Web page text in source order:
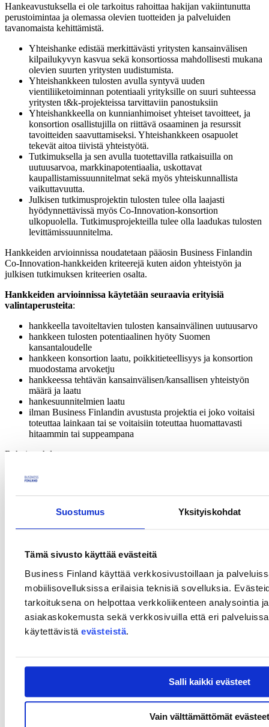
Suostumus Yksityiskohdat
Tämä sivusto käyttää evästeitä
Business Finland käyttää verkkosivustoillaan ja
mobiilisovelluksissa erilaisia teknisiä sovelluksia.
tarkoituksena on helpottaa verkkoliikenteen analysointia
asiakaskokemusta sekä verkkosivuilla että eri
käytettävistä evästeistä.
Salli kaikki evästeet
Vain välttämättömät evästeet
Hankeavustuksella ei ole tarkoitus rahoittaa hakijan vakiintunutta
perustoimintaa ja olemassa olevien tuotteiden ja palveluiden
tavanomaista kehittämistä.
Yhteishanke edistää merkittävästi yritysten kansainvälisen
kilpailukyvyn kasvua sekä konsortiossa mahdollisesti mukana
olevien suurten yritysten uudistumista.
Yhteishankkeen tulosten avulla syntyvä uuden
vientiliiketoiminnan potentiaali yrityksille on suuri suhteessa
yritysten t&k-projekteissa tarvittaviin panostuksiin
Yhteishankkeella on kunnianhimoiset yhteiset tavoitteet, ja
konsortion osallistujilla on riittävä osaaminen ja resurssit
tavoitteiden saavuttamiseksi. Yhteishankkeen osapuolet
tekevät aitoa tiivistä yhteistyötä.
Tutkimuksella ja sen avulla tuotettavilla ratkaisuilla on
uutuusarvoa, markkinapotentiaalia, uskottavat
kaupallistamissuunnitelmat sekä myös yhteiskunnallista
vaikuttavuutta.
Julkisen tutkimusprojektin tulosten tulee olla laajasti
hyödynnettävissä myös Co-Innovation-konsortion
ulkopuolella. Tutkimusprojekteilla tulee olla laadukas tulosten
levittämissuunnitelma.
Hankkeiden arvioinnissa noudatetaan pääosin Business Finlandin
Co-Innovation-hankkeiden kriteerejä kuten aidon yhteistyön ja
julkisen tutkimuksen kriteerien osalta.
Hankkeiden arvioinnissa käytetään seuraavia erityisiä
valintaperusteita:
hankkeella tavoiteltavien tulosten kansainvälinen uutuusarvo
hankkeen tulosten potentiaalinen hyöty Suomen
kansantaloudelle
hankkeen konsortion laatu, poikkitieteellisyys ja konsortion
muodostama arvoketju
hankkeessa tehtävän kansainvälisen/kansallisen yhteistyön
määrä ja laatu
hankesuunnitelmien laatu
ilman Business Finlandin avustusta projektia ei joko voitaisi
toteuttaa lainkaan tai se voitaisiin toteuttaa huomattavasti
hitaammin tai suppeampana
Rahoitusehdot
Julkisen tutkimuksen rahoitus
Yritysten tutkimus- ja kehittämistoiminnan rahoitus(pdf)
Rahoitusehdoissa kerrotaan, mitä kustannuksia Business Finland voi
rahoittaa, miten projektin kustannuksia seurataan ja miten projektin
Ohjeet hakemiseen
Ennen hakemuksen jättämistä
Vastaa tiiviisti alla oleviin ennakkokysymyksiin (max 2 A4-sivua) ja
lähetä vastauksesi sähköpostilla otsikolla "Co-Innovation haku"
osoitteeseen: luovat (at) businessfinland.fi.
tutkimus ja miten hyödynnät tutkimusta?
Muut osallistujat, jos on?